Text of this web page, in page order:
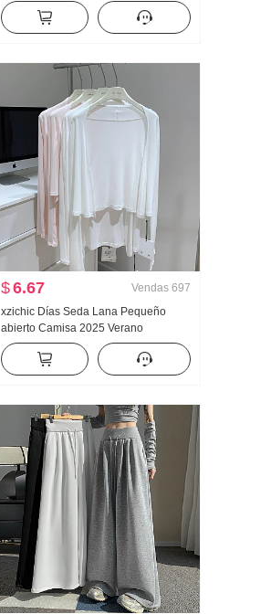
polo Manga Larga Camisa para mujer
$6.67 Vendas 697
xzichic Días Seda Lana Pequeño
abierto Camisa 2025 Verano
HOLGAZÁN Viento Top Nuevo tejido
de punto Caída Hombro Fino Abrigo
para mujer